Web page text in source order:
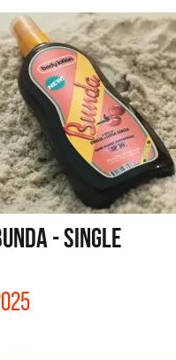
- SINGLE